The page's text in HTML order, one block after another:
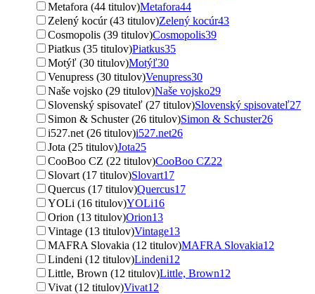
Metafora (44 titulov)Metafora44
Zelený kocúr (43 titulov)Zelený kocúr43
Cosmopolis (39 titulov)Cosmopolis39
Piatkus (35 titulov)Piatkus35
Motýľ (30 titulov)Motýľ30
Venupress (30 titulov)Venupress30
Naše vojsko (29 titulov)Naše vojsko29
Slovenský spisovateľ (27 titulov)Slovenský spisovateľ27
Simon & Schuster (26 titulov)Simon & Schuster26
i527.net (26 titulov)i527.net26
Jota (25 titulov)Jota25
CooBoo CZ (22 titulov)CooBoo CZ22
Slovart (17 titulov)Slovart17
Quercus (17 titulov)Quercus17
YOLi (16 titulov)YOLi16
Orion (13 titulov)Orion13
Vintage (13 titulov)Vintage13
MAFRA Slovakia (12 titulov)MAFRA Slovakia12
Lindeni (12 titulov)Lindeni12
Little, Brown (12 titulov)Little, Brown12
Vivat (12 titulov)Vivat12